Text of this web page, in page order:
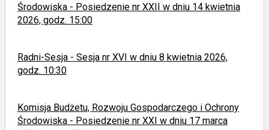
Środowiska - Posiedzenie nr XXII w dniu 14 kwietnia
2026, godz. 15:00
Radni-Sesja - Sesja nr XVI w dniu 8 kwietnia 2026,
godz. 10:30
Komisja Budżetu, Rozwoju Gospodarczego i Ochrony
Środowiska - Posiedzenie nr XXI w dniu 17 marca